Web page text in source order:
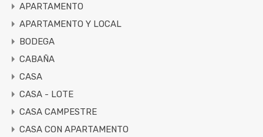
APARTAMENTO
APARTAMENTO Y LOCAL
BODEGA
CABAÑA
CASA
CASA - LOTE
CASA CAMPESTRE
CASA CON APARTAMENTO